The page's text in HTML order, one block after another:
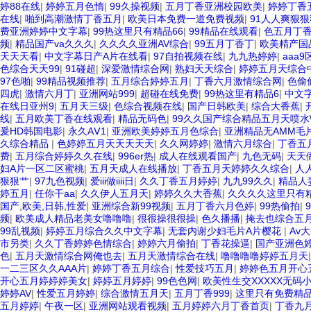
婷88在线| 婷婷五月色惰| 99久操视频| 五月丁香亚洲校园欧美| 婷婷丁香
在线| 啪到高潮激情丁香五月 | 欧美日本免费一道免费视频| 91人人爽狠
费亚洲婷婷中文字幕| 99热这里只有精品66| 99精品在线观看| 色五月丁
频| 精品国产va久久久 | 久久久久亚洲AV综合| 99五月丁香丁| 欧美精产国
天天天看| 中文字幕日产A片在线看| 97自拍视频在线| 九九热婷婷| aaa9
色综合天天99| 91碰超| 深爱激情综合网| 熟妇天天综合| 婷婷五月天综合
97色啪| 99精品视频推荐| 五月综合婷婷五月 | 丁香六月激情综合网| 色偷
四虎| 激情六月丁| 亚洲网站999| 超碰在线免费| 99热这里有精品6| 中文
在线日亚州9| 五月天三级| 色综合视频在线| 国产日韩欧美| 综合大香蕉|
线| 五月欧美丁香在线观看| 精品无码色| 99久久国产综合精品五月天喷
爰HD韩国电影| 永久AⅤ1 | 亚洲欧美婷婷五月色综合| 亚洲精品无AMM毛
久综合精品 | 色婷婷五月天天天天天| 久久网婷婷| 激情六月综合| 丁香五
费| 五月综合婷婷久久在线| 996er热| 成人在线观看国产| 九色无码| 天天
妇A片一区二区蜜桃| 五月天成人在线播放| 丁香五月天婷婷久久综合| 人
狠狠艹| 97九色视频| 爱iii做iiii日| 久久丁香五月婷婷| 九九99久久 | 精品人
婷五月 | 任你干aa| 久久伊人五月天| 婷婷久久大香蕉| 久久久久这里只有
国产,欧美,日韩,性爱| 亚洲综合新99视频| 五月丁香六月色婷| 99热偷拍|
频| 欧美成人精品老美女噜噜噜| 很很操很很操| 色久播播| 掩去也综合五
99乱视频| 婷婷五月综合久久中文字幕| 无套内谢少妇毛片A片樱花 | Av
市另类| 久久丁香婷婷色情综合| 婷婷六月偷拍| 丁香花操逼| 国产亚洲色
色| 五月天激情综合网俺也去| 五月天激情综合在线| 噜噜噜噜婷婷五月天
一二三区久久AAA片| 婷婷丁香五月综合|性爱技巧五月 | 婷婷色五月开心
开心五月婷婷婷美女| 婷婷五月婷婷| 99色色网| 欧美性生交XXXXX无码
婷婷AV|性爱五月婷婷| 综合激情五月天| 五月丁香999| 这里只有免费精
五月婷婷| 午夜一区| 亚洲网站观看视频| 五月婷婷六月丁香首页| 丁香九